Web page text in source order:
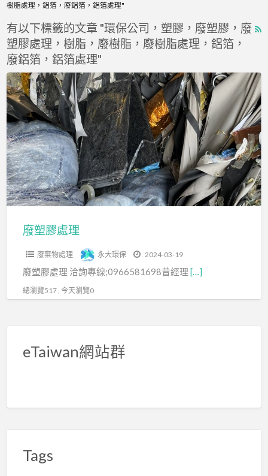
樹脂處理，鋁箔，廢鋁箔，鋁箔處理"
有以下標籤的文章 "環保公司，塑膠，廢塑膠，廢
塑膠處理，樹脂，廢樹脂，廢樹脂處理，鋁箔，
廢鋁箔，鋁箔處理"
廢
塑
膠
處
理
廢塑膠處理
廢棄物處理 永大環保 2024-03-19
廢塑膠處理 洽詢專線;0966581698曾經理 […]
總瀏覽517 , 今天瀏覽0
eTaiwan網站群
Tags